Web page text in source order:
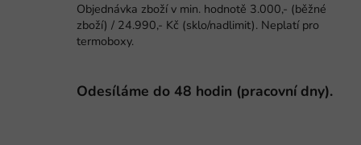
Objednávka zboží v min. hodnotě 3.000,- (běžné
zboží) / 24.990,- Kč (sklo/nadlimit). Neplatí pro
termoboxy.
Odesíláme do 48 hodin (pracovní dny).